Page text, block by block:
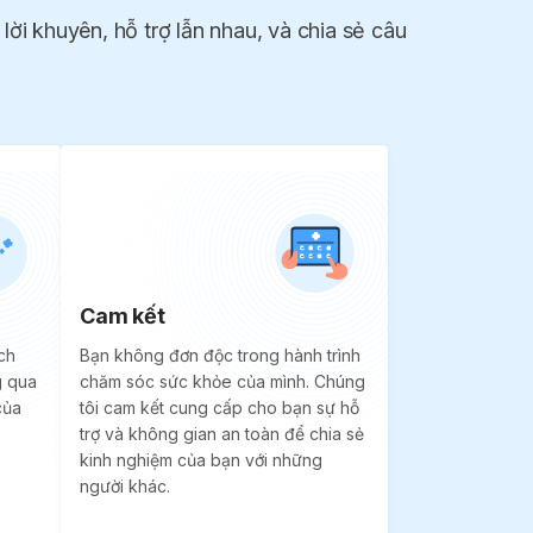
khuyên, hỗ trợ lẫn nhau, và chia sẻ câu
qua
Cam kết
Bạn không đơn độc trong hành trình
chăm sóc sức khỏe của mình. Chúng
tôi cam kết cung cấp cho bạn sự hỗ
trợ và không gian an toàn để chia sẻ
kinh nghiệm của bạn với những
người khác.